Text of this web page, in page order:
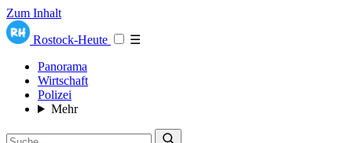
Zum Inhalt
Rostock-Heute
☰
Panorama
Wirtschaft
Polizei
Mehr